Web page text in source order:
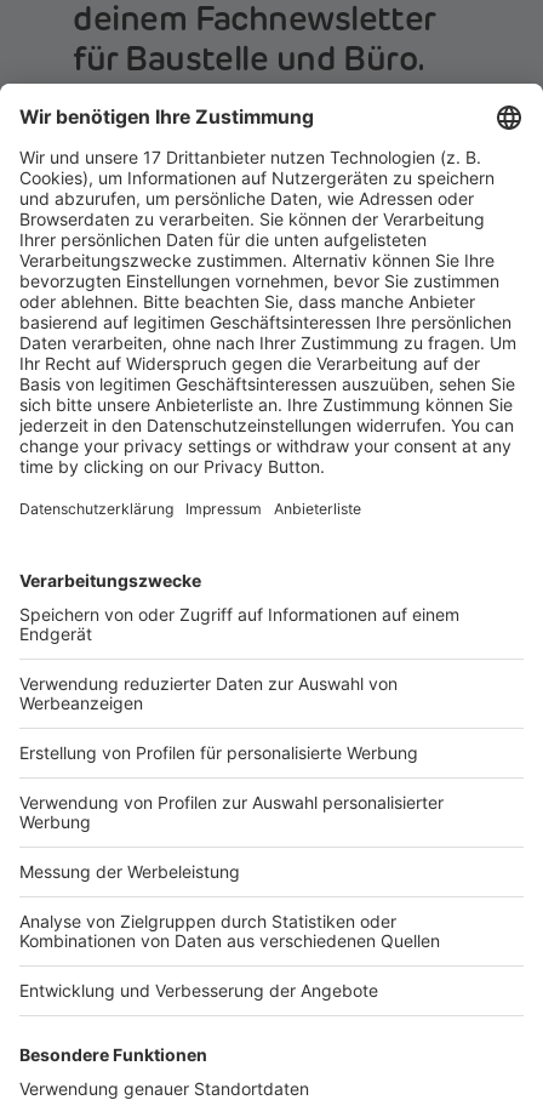
deinem Fachnewsletter
für Baustelle und Büro.
Einfach beitreten:
Ja, ich möchte von Holzmann Medien GmbH &
Co. KG auf meine Interessen zugeschnittene
Inhalte über deren Produkte und
Datenschutzerklärung für Newsletter
gelesen und akzeptiere diese.
Anmelden
* Pflichtfeld